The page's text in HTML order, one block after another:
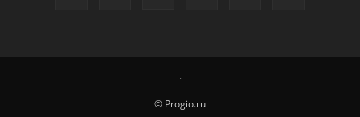
.
© Progio.ru